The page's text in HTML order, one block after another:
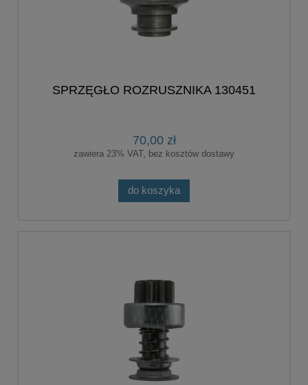
SPRZĘGŁO ROZRUSZNIKA 130451
70,00 zł
zawiera 23% VAT, bez kosztów dostawy
do koszyka